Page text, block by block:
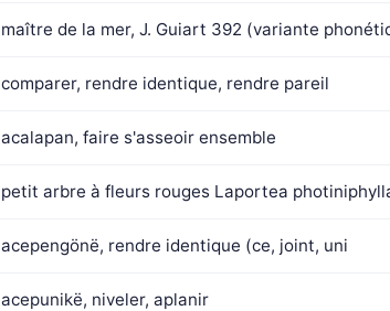
maître de la mer, J. Guiart 392 (variante
comparer, rendre identique, rendre pareil
acalapan, faire s'asseoir ensemble
petit arbre à fleurs rouges Laportea
acepengönë, rendre identique (ce, joint, uni
acepunikë, niveler, aplanir